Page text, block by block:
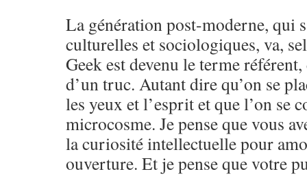
La génération post-moderne, qui
culturelles et sociologiques, va,
Geek est devenu le terme
d’un truc. Autant dire qu’on se
les yeux et l’esprit et que l’on se
microcosme. Je pense que vous
la curiosité intellectuelle pour
ouverture. Et je pense que votre